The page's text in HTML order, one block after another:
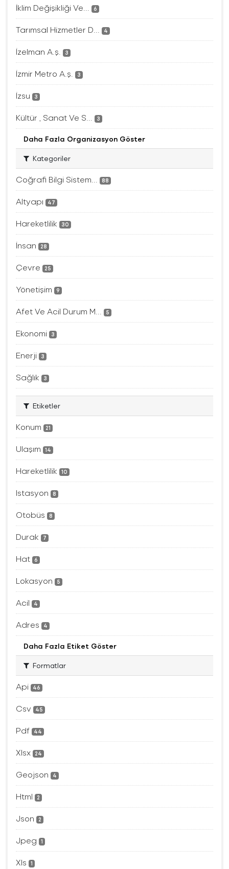
İklim Değişikliği Ve... 6
Tarımsal Hizmetler D... 4
İzelman A.ş. 3
İzmir Metro A.ş. 3
İzsu 3
Kültür , Sanat Ve S... 3
Daha Fazla Organizasyon Göster
Kategoriler
Coğrafi Bilgi Sistem... 88
Altyapı 47
Hareketlilik 30
İnsan 28
Çevre 25
Yönetişim 9
Afet Ve Acil Durum M... 5
Ekonomi 3
Enerji 3
Sağlık 3
Etiketler
Konum 21
Ulaşım 14
Hareketlilik 10
Istasyon 8
Otobüs 8
Durak 7
Hat 6
Lokasyon 5
Acil 4
Adres 4
Daha Fazla Etiket Göster
Formatlar
Api 46
Csv 45
Pdf 44
Xlsx 24
Geojson 4
Html 2
Json 2
Jpeg 1
Xls 1